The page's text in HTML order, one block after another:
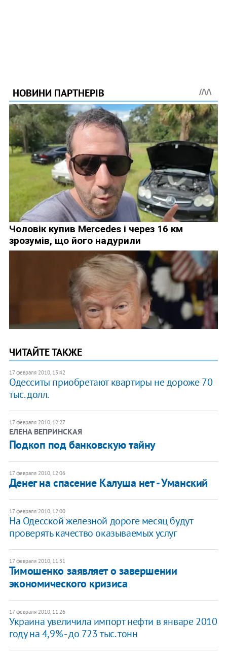
ЧИТАЙТЕ ТАКЖЕ
17 февраля 2010, 13:42
Одесситы приобретают квартиры не дороже 70
тыс. долл.
17 февраля 2010, 12:27
ЕЛЕНА ВЕПРИНСКАЯ
Подкоп под банковскую тайну
17 февраля 2010, 12:06
Денег на спасение Калуша нет - Уманский
17 февраля 2010, 12:00
На Одесской железной дороге месяц будут
проверять качество оказываемых услуг
17 февраля 2010, 11:31
Тимошенко заявляет о завершении
экономического кризиса
17 февраля 2010, 11:26
Украина увеличила импорт нефти в январе 2010
году на 4,9% - до 723 тыс. тонн